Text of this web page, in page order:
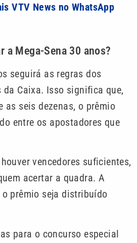
VTV News no WhatsApp
a Mega-Sena 30 anos?
seguirá as regras dos
da Caixa. Isso significa que,
as seis dezenas, o prêmio
entre os apostadores que
vencedores suficientes,
acertar a quadra. A
prêmio seja distribuído
para o concurso especial